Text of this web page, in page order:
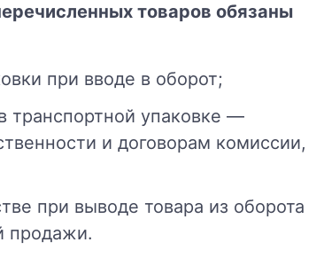
товаров обязаны
при вводе в оборот;
транспортной упаковке —
и договорам комиссии,
при выводе товара из оборота
продажи.